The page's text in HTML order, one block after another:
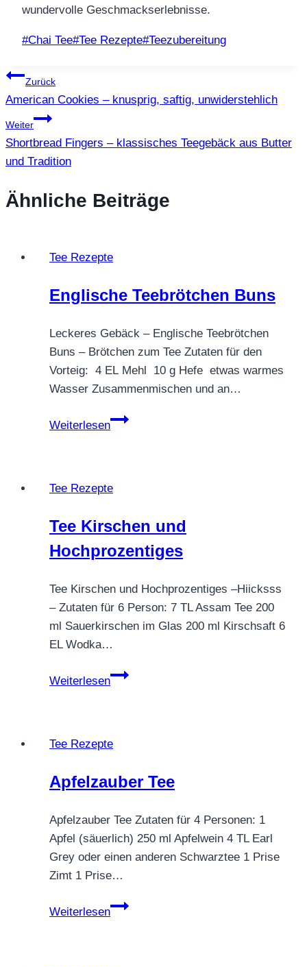
wundervolle Geschmackserlebnisse.
Schlagworte:
#Chai Tee#Tee Rezepte#Teezubereitung
Beitragsnavigation
Zurück
American Cookies – knusprig, saftig, unwiderstehlich
Weiter
Shortbread Fingers – klassisches Teegebäck aus Butter
und Tradition
Ähnliche Beiträge
Tee Rezepte
Englische Teebrötchen Buns
Leckeres Gebäck – Englische Teebrötchen
Buns – Brötchen zum Tee Zutaten für den
Vorteig: 4 EL Mehl 10 g Hefe etwas warmes
Wasser Zusammenmischen und an…
Weiterlesen
Englische
Tee Rezepte
Tee Kirschen und
Hochprozentiges
Tee Kirschen und Hochprozentiges –Hiicksss
– Zutaten für 6 Person: 7 TL Assam Tee 200
ml Sauerkirschen im Glas 200 ml Kirschsaft 6
EL Wodka…
Weiterlesen
Tee
Tee Rezepte
Apfelzauber Tee
Apfelzauber Tee Zutaten für 4 Personen: 1
Apfel (säuerlich) 250 ml Apfelwein 4 TL Earl
Grey oder einen anderen Schwarztee 1 Prise
Zimt 1 Prise…
Weiterlesen
Apfelzauber